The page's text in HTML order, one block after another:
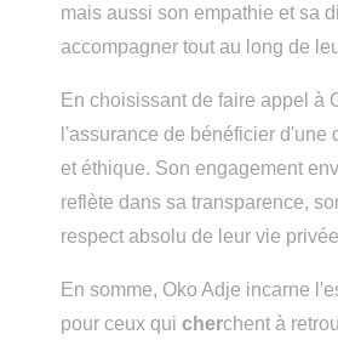
mais aussi son empathie et sa
accompagner tout au long de
En choisissant de faire appel à
l'assurance de bénéficier d'une
et éthique. Son engagement
reflète dans sa transparence,
respect absolu de leur vie
En somme, Oko Adje incarne
pour ceux quicherchent à